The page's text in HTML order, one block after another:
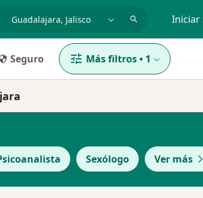
Iniciar
Seguro Más filtros• 1
Sexólogo Ver más